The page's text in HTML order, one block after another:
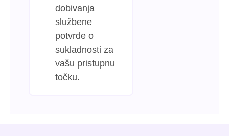
dobivanja
službene
potvrde o
sukladnosti za
vašu pristupnu
točku.